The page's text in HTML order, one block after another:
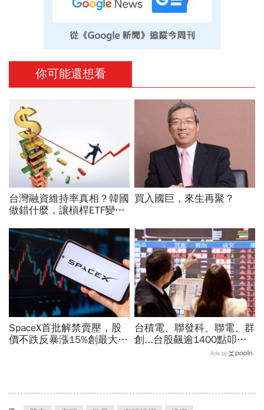
你可能還想看
台灣融資維持率真相？韓國
做錯什麼，讓槓桿ETF變風
解
買入國巨，來生再聚？
SpaceX首批解禁賣壓，股
價不跌反暴漲15%創最大漲
台積電、聯發科、聯電、群
創...台股飆逾1400點叩關
45K，V型反轉來了？杜金
Ads by